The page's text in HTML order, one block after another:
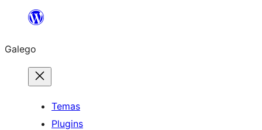
Saltar
contido
Galego
Temas
Plugins